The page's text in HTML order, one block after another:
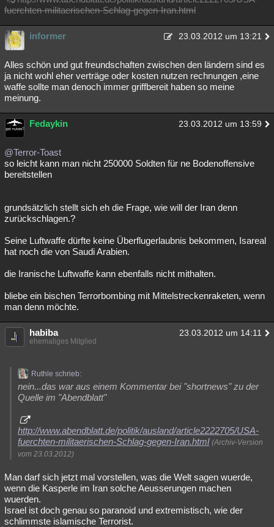
fuerchten-militaerischen-Schlag-gegen-Iran.html
informer 23.03.2012 um 13:21
Alles schön und gut freundschaften zwischen den ländern sind es
ja nicht wohl eher verträge oder kosten nutzen rechnungen ,eine
waffe sollte man denoch immer griffbereit haben so meine
meinung.
Fedaykin 23.03.2012 um 13:59
@Terror-Toast
so leicht kann man nicht 250000 Soldten für ne Bodenoffensive
bereitstellen
grundsätzlich stellt sich eh die Frage, wie will der Iran denn
zurückschlagen.?
Seine Luftwaffe dürfte keine Überflugerlaubnis bekommen, Isareal
hat noch die von Saudi Arabien.
die Iranische Luftwaffe kann ebenfalls nicht mithalten.
bliebe ein bischen Terrorbombing mit Mittelstreckenraketen, wenn
man denn möchte.
habiba 23.03.2012 um 14:11
ehemaliges Mitglied
Ruthle schrieb:
nein...das war aus einem Kommentar bei "shortnews" zu der
Quelle im "Abendblatt"
http://www.abendblatt.de/politik/ausland/article2222705/USA-
fuerchten-militaerischen-Schlag-gegen-Iran.html (Archiv-Version
vom 23.03.2012)
Man darf sich jetzt mal vorstellen, was die Welt sagen wuerde,
wenn die Kasperle im Iran solche Aeusserungen machen
wuerden.
Israel ist doch genau so paranoid und extremistisch, wie der
schlimmste islamische Terrorist.